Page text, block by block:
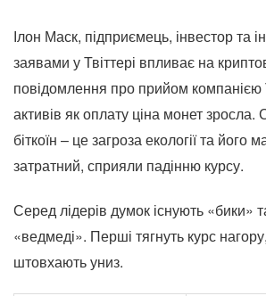
Ілон Маск, підприємець, інвестор та
заявами у Твіттері впливає на
повідомлення про прийом
активів як оплату ціна монет
біткоїн – це загроза екології та його
затратний, сприяли падінню курсу.
Серед лідерів думок існують «бики»
«ведмеді». Перші тягнуть курс
штовхають униз.